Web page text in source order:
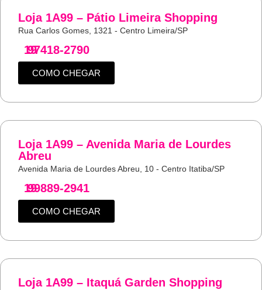
Loja 1A99 – Pátio Limeira Shopping
Rua Carlos Gomes, 1321 - Centro Limeira/SP
19
97418-2790
COMO CHEGAR
Loja 1A99 – Avenida Maria de Lourdes
Abreu
Avenida Maria de Lourdes Abreu, 10 - Centro Itatiba/SP
19
99889-2941
COMO CHEGAR
Loja 1A99 – Itaquá Garden Shopping